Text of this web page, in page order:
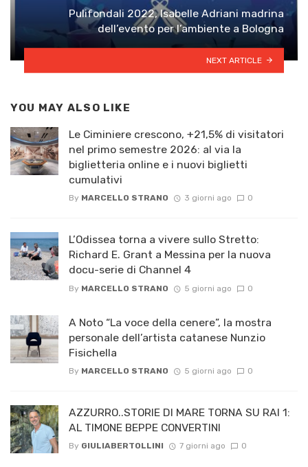
Pulifondali 2022, Isabelle Adriani madrina
dell’evento per l’ambiente a Bologna
NEXT ARTICLE
YOU MAY ALSO LIKE
Le Ciminiere crescono, +21,5% di visitatori
nel primo semestre 2026: al via la
biglietteria online e i nuovi biglietti
cumulativi
By MARCELLO STRANO 3 giorni ago 0
L’Odissea torna a vivere sullo Stretto:
Richard E. Grant a Messina per la nuova
docu-serie di Channel 4
By MARCELLO STRANO 5 giorni ago 0
A Noto “La voce della cenere”, la mostra
personale dell’artista catanese Nunzio
Fisichella
By MARCELLO STRANO 5 giorni ago 0
AZZURRO..STORIE DI MARE TORNA SU RAI 1:
AL TIMONE BEPPE CONVERTINI
By GIULIABERTOLLINI 7 giorni ago 0